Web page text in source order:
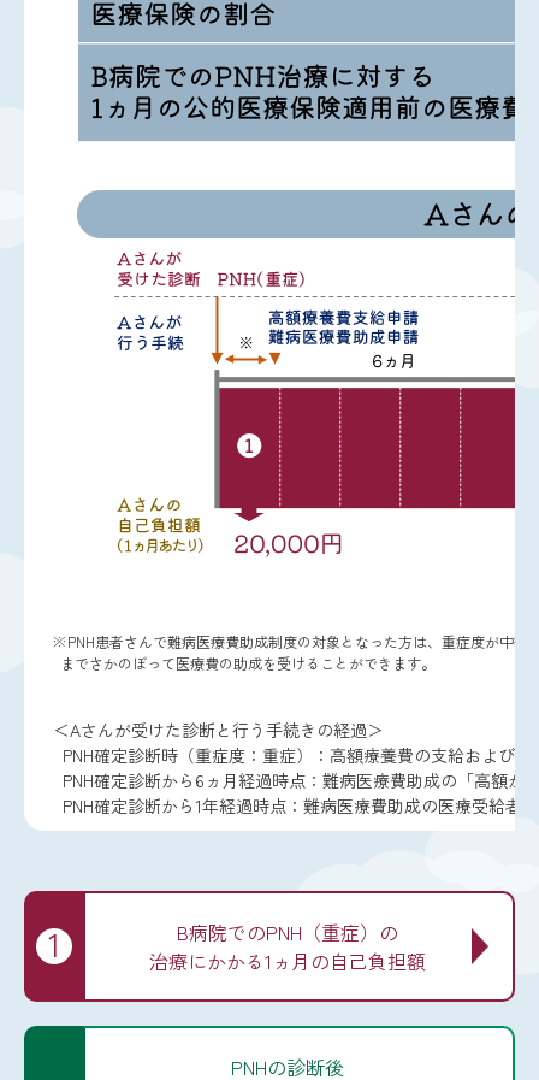
※PNH患者さんで難病医療費助成制度の対象となった方は、重症度が中
までさかのぼって医療費の助成を受けることができます。
＜Aさんが受けた診断と行う手続きの経過＞
PNH確定診断時（重症度：重症）：高額療養費の支給および
PNH確定診断から6ヵ月経過時点：難病医療費助成の「高額か
PNH確定診断から1年経過時点：難病医療費助成の医療受給者
1
B病院でのPNH（重症）の
治療にかかる1ヵ月 の自己負担額
PNHの診断後